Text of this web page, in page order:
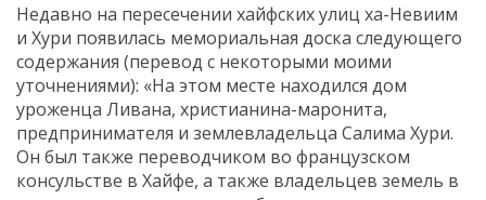
Недавно на пересечении хайфских улиц ха-Невиим
и Хури появилась мемориальная доска следующего
содержания (перевод с некоторыми моими
уточнениями): «На этом месте находился дом
уроженца Ливана, христианина-маронита,
предпринимателя и землевладельца Салима Хури.
Он был также переводчиком во французском
консульстве в Хайфе, а также владельцев земель в